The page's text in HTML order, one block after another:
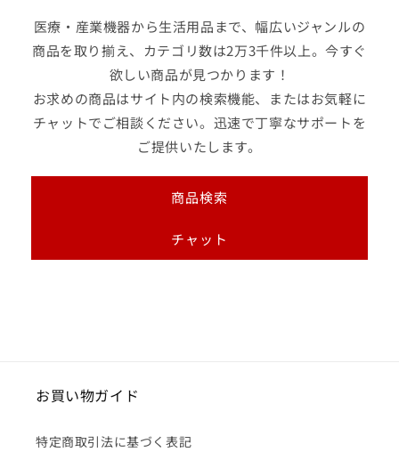
医療・産業機器から生活用品まで、幅広いジャンルの
商品を取り揃え、カテゴリ数は2万3千件以上。今すぐ
欲しい商品が見つかります！
お求めの商品はサイト内の検索機能、またはお気軽に
チャットでご相談ください。迅速で丁寧なサポートを
ご提供いたします。
商品検索
チャット
お買い物ガイド
特定商取引法に基づく表記